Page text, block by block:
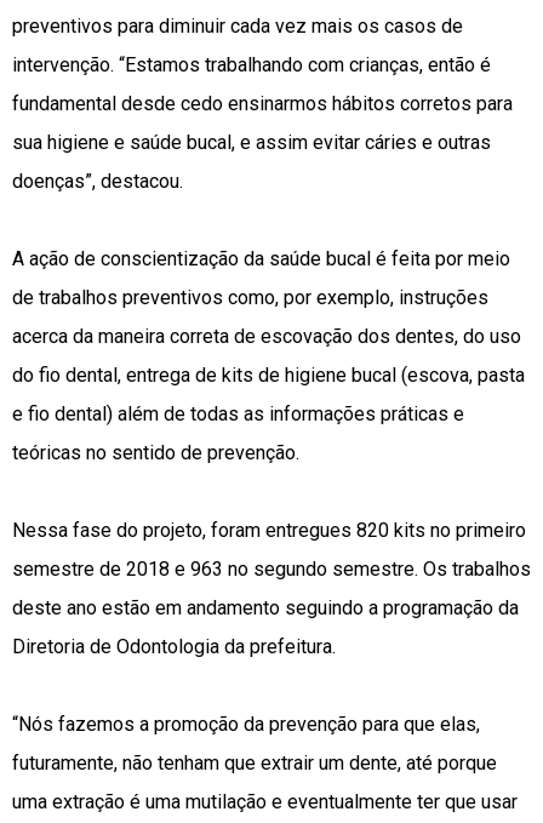
preventivos para diminuir cada vez mais os casos de
intervenção. “Estamos trabalhando com crianças, então é
fundamental desde cedo ensinarmos hábitos corretos para
sua higiene e saúde bucal, e assim evitar cáries e outras
doenças”, destacou.
A ação de conscientização da saúde bucal é feita por meio
de trabalhos preventivos como, por exemplo, instruções
acerca da maneira correta de escovação dos dentes, do uso
do fio dental, entrega de kits de higiene bucal (escova, pasta
e fio dental) além de todas as informações práticas e
teóricas no sentido de prevenção.
Nessa fase do projeto, foram entregues 820 kits no primeiro
semestre de 2018 e 963 no segundo semestre. Os trabalhos
deste ano estão em andamento seguindo a programação da
Diretoria de Odontologia da prefeitura.
“Nós fazemos a promoção da prevenção para que elas,
futuramente, não tenham que extrair um dente, até porque
uma extração é uma mutilação e eventualmente ter que usar